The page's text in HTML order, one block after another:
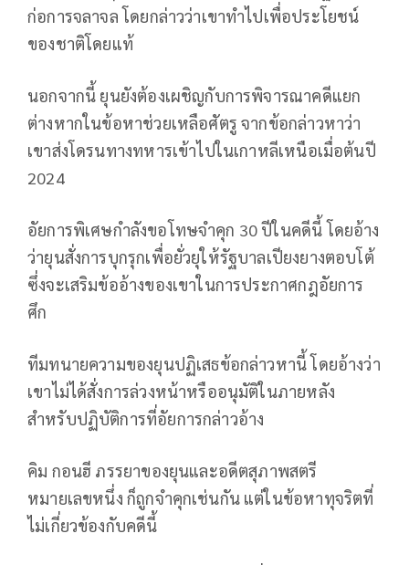
ก่อการจลาจล โดยกล่าวว่าเขาทำไปเพื่อประโยชน์
ของชาติโดยแท้
นอกจากนี้ ยุนยังต้องเผชิญกับการพิจารณาคดีแยก
ต่างหากในข้อหาช่วยเหลือศัตรู จากข้อกล่าวหาว่า
เขาส่งโดรนทางทหารเข้าไปในเกาหลีเหนือเมื่อต้นปี
2024
อัยการพิเศษกำลังขอโทษจำคุก 30 ปีในคดีนี้ โดยอ้าง
ว่ายุนสั่งการบุกรุกเพื่อยั่วยุให้รัฐบาลเปียงยางตอบโต้
ซึ่งจะเสริมข้ออ้างของเขาในการประกาศกฎอัยการ
ศึก
ทีมทนายความของยุนปฏิเสธข้อกล่าวหานี้ โดยอ้างว่า
เขาไม่ได้สั่งการล่วงหน้าหรืออนุมัติในภายหลัง
สำหรับปฏิบัติการที่อัยการกล่าวอ้าง
คิม กอนฮี ภรรยาของยุนและอดีตสุภาพสตรี
หมายเลขหนึ่ง ก็ถูกจำคุกเช่นกัน แต่ในข้อหาทุจริตที่
ไม่เกี่ยวข้องกับคดีนี้